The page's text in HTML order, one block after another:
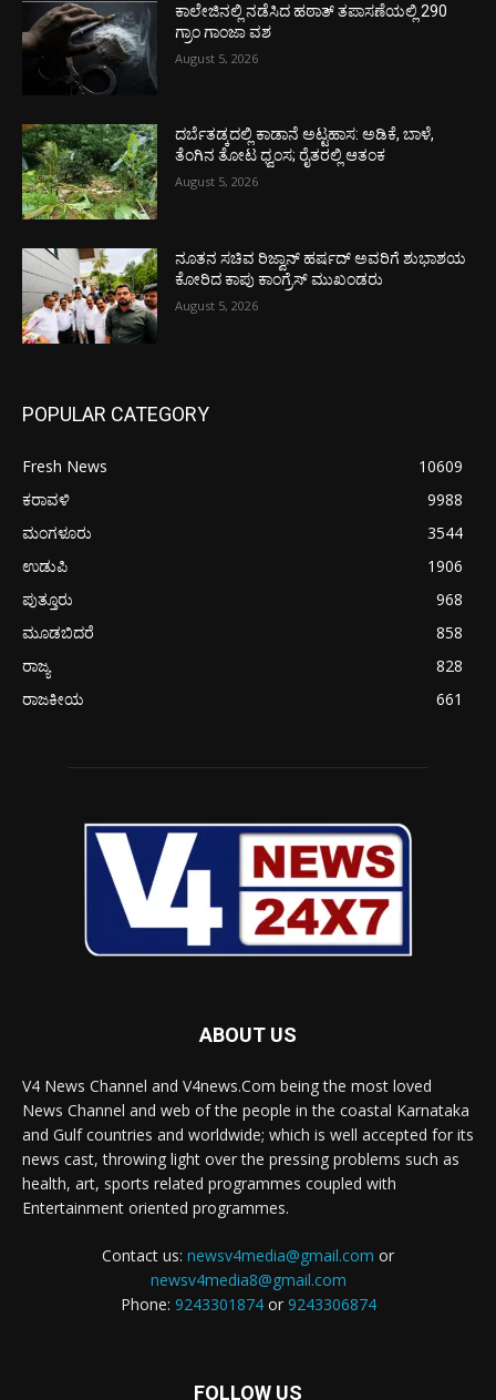
ಕಾಲೇಜಿನಲ್ಲಿ ನಡೆಸಿದ ಹಠಾತ್ ತಪಾಸಣೆಯಲ್ಲಿ 290
ಗ್ರಾಂ ಗಾಂಜಾ ವಶ
August 5, 2026
ದರ್ಬೆತಡ್ಕದಲ್ಲಿ ಕಾಡಾನೆ ಅಟ್ಟಹಾಸ: ಅಡಿಕೆ, ಬಾಳೆ,
ತೆಂಗಿನ ತೋಟ ಧ್ವಂಸ; ರೈತರಲ್ಲಿ ಆತಂಕ
August 5, 2026
ನೂತನ ಸಚಿವ ರಿಜ್ವಾನ್ ಹರ್ಷದ್ ಅವರಿಗೆ ಶುಭಾಶಯ
ಕೋರಿದ ಕಾಪು ಕಾಂಗ್ರೆಸ್ ಮುಖಂಡರು
August 5, 2026
POPULAR CATEGORY
Fresh News
10609
ಕರಾವಳಿ
9988
ಮಂಗಳೂರು
3544
ಉಡುಪಿ
1906
ಪುತ್ತೂರು
968
ಮೂಡಬಿದರೆ
858
ರಾಜ್ಯ
828
ರಾಜಕೀಯ
661
ABOUT US
V4 News Channel and V4news.Com being the most loved
News Channel and web of the people in the coastal Karnataka
and Gulf countries and worldwide; which is well accepted for its
news cast, throwing light over the pressing problems such as
health, art, sports related programmes coupled with
Entertainment oriented programmes.
Contact us: newsv4media@gmail.com or
newsv4media8@gmail.com
Phone: 9243301874or 9243306874
FOLLOW US